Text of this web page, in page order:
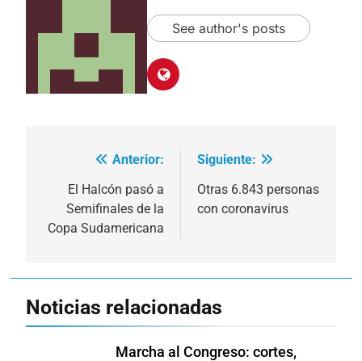
See author's posts
Navegación
entradas
Anterior:
El Halcón pasó a
Semifinales de la
Copa Sudamericana
Siguiente:
Otras 6.843 personas
con coronavirus
Noticias relacionadas
Marcha al Congreso: cortes,